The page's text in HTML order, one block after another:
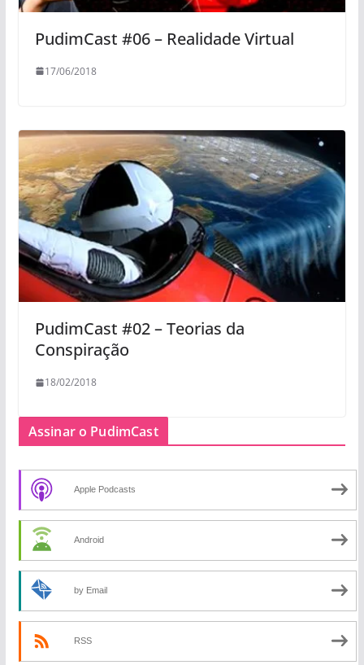
PudimCast #06 – Realidade Virtual
17/06/2018
PudimCast #02 – Teorias da
Conspiração
18/02/2018
Assinar o PudimCast
Apple Podcasts
Android
by Email
RSS